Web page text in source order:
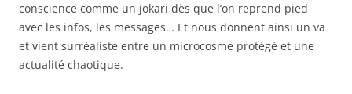
conscience comme un jokari dès que l’on reprend pied
avec les infos, les messages… Et nous donnent ainsi un va
et vient surréaliste entre un microcosme protégé et une
actualité chaotique.